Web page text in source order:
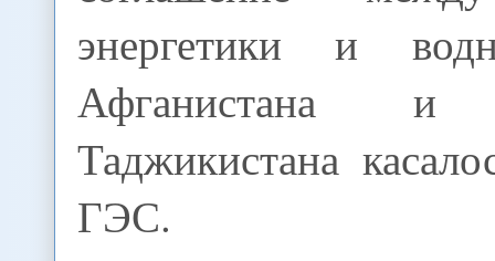
энергетики и
Афганистана и
Таджикистана
ГЭС.